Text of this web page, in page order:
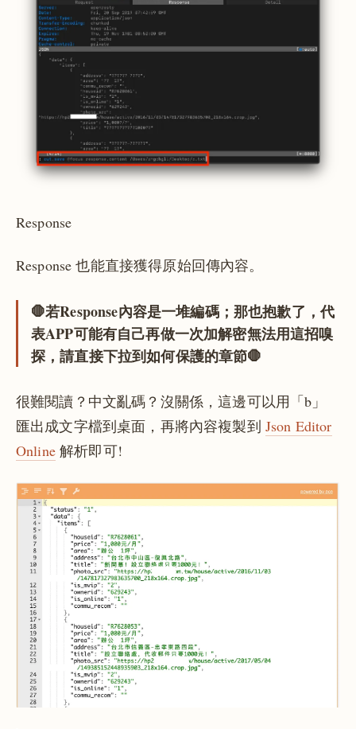
Response
Response 也能直接獲得原始回傳內容。
🛑若Response內容是一堆編碼；那也抱歉了，代
表APP可能有自己再做一次加解密無法用這招嗅
探，請直接下拉到如何保護的章節🛑
很難閱讀？中文亂碼？沒關係，這邊可以用「b」
匯出成文字檔到桌面，再將內容複製到 Json Editor
Online解析即可!